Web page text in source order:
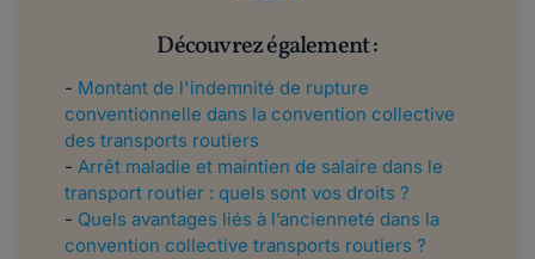
Découvrez également :
- Montant de l'indemnité de rupture
conventionnelle dans la convention collective
des transports routiers
- Arrêt maladie et maintien de salaire dans le
transport routier : quels sont vos droits ?
- Quels avantages liés à l’ancienneté dans la
convention collective transports routiers ?